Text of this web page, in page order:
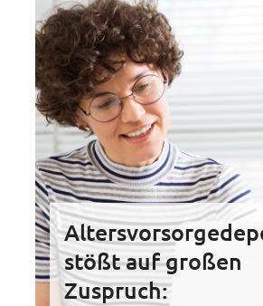
stößt auf großen
Zuspruch: